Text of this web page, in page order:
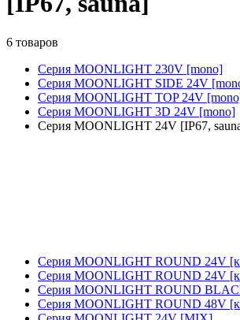
6 товаров
Серия MOONLIGHT 230V [mono]
Серия MOONLIGHT SIDE 24V
Серия MOONLIGHT TOP 24V
Серия MOONLIGHT 3D 24V [mono]
Серия MOONLIGHT 24V [IP67,
Серия MOONLIGHT ROUND 24V
Серия MOONLIGHT ROUND 24V
Серия MOONLIGHT ROUND
Серия MOONLIGHT ROUND 48V